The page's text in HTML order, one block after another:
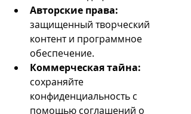
Авторские права:
защищенный творческий
контент и программное
обеспечение.
Коммерческая тайна:
сохраняйте
конфиденциальность с
помощью соглашений о